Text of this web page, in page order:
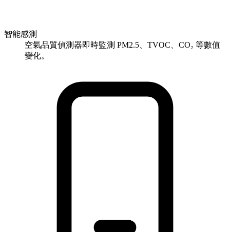
智能感測
空氣品質偵測器即時監測 PM2.5、TVOC、CO₂ 等數值
變化。